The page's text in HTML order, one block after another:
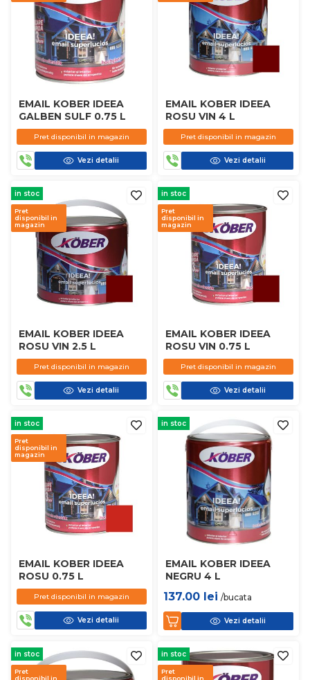
EMAIL KOBER IDEEA
GALBEN SULF 0.75 L
Pret disponibil in magazin
Vezi detalii
EMAIL KOBER IDEEA
ROSU VIN 4 L
Pret disponibil in magazin
Vezi detalii
in stoc
Pret
disponibil in
magazin
EMAIL KOBER IDEEA
ROSU VIN 2.5 L
Pret disponibil in magazin
Vezi detalii
in stoc
Pret
disponibil in
magazin
EMAIL KOBER IDEEA
ROSU VIN 0.75 L
Pret disponibil in magazin
Vezi detalii
in stoc
Pret
disponibil in
magazin
EMAIL KOBER IDEEA
ROSU 0.75 L
Pret disponibil in magazin
Vezi detalii
in stoc
EMAIL KOBER IDEEA
NEGRU 4 L
137.00 lei /bucata
Vezi detalii
in stoc
Pret
disponibil in
in stoc
Pret
disponibil in